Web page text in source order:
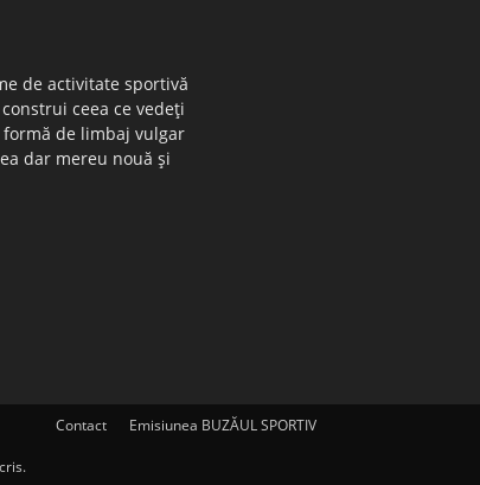
de activitate sportivă
ceea ce vedeţi
de limbaj vulgar
dar mereu nouă şi
Contact Emisiunea BUZĂUL SPORTIV